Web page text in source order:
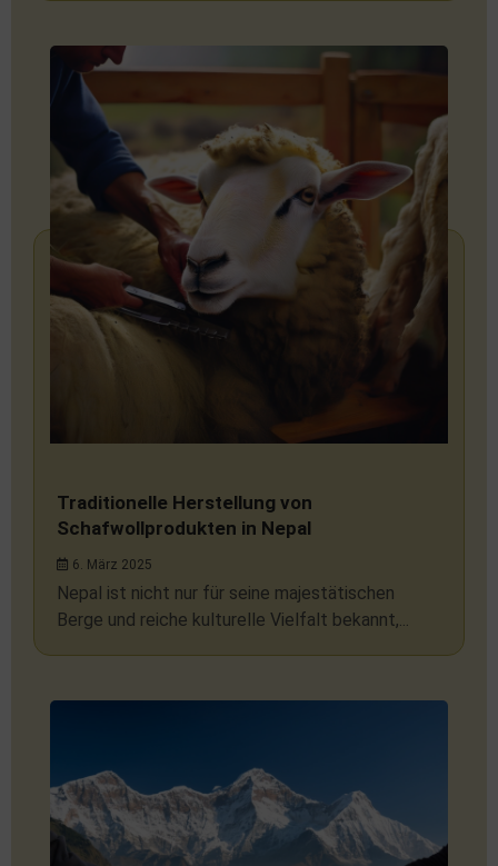
Traditionelle Herstellung von
Schafwollprodukten in Nepal
6. März 2025
Nepal ist nicht nur für seine majestätischen
Berge und reiche kulturelle Vielfalt bekannt,...